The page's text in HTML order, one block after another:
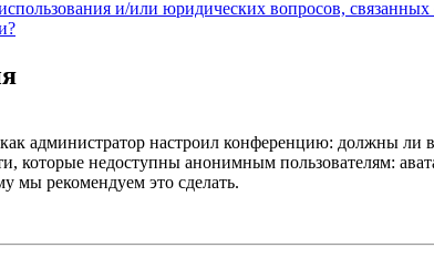
и/или юридических вопросов,
администратор настроил конференцию: должны ли
которые недоступны анонимным пользователям:
мы рекомендуем это сделать.